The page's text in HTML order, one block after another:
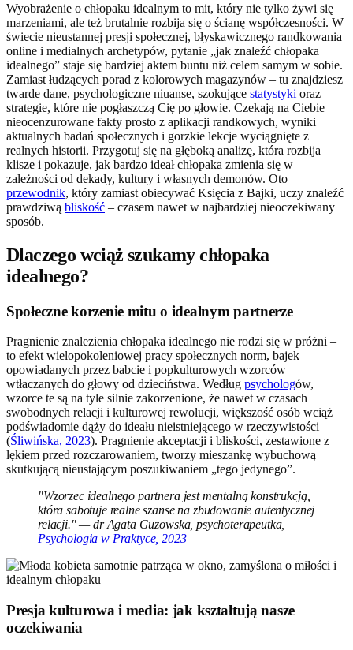
Wyobrażenie o chłopaku idealnym to mit, który nie tylko żywi się
marzeniami, ale też brutalnie rozbija się o ścianę współczesności. W
świecie nieustannej presji społecznej, błyskawicznego randkowania
online i medialnych archetypów, pytanie „jak znaleźć chłopaka
idealnego” staje się bardziej aktem buntu niż celem samym w sobie.
Zamiast łudzących porad z kolorowych magazynów – tu znajdziesz
twarde dane, psychologiczne niuanse, szokujące statystyki oraz
strategie, które nie pogłaszczą Cię po głowie. Czekają na Ciebie
nieocenzurowane fakty prosto z aplikacji randkowych, wyniki
aktualnych badań społecznych i gorzkie lekcje wyciągnięte z
realnych historii. Przygotuj się na głęboką analizę, która rozbija
klisze i pokazuje, jak bardzo ideał chłopaka zmienia się w
zależności od dekady, kultury i własnych demonów. Oto
przewodnik, który zamiast obiecywać Księcia z Bajki, uczy znaleźć
prawdziwą bliskość – czasem nawet w najbardziej nieoczekiwany
sposób.
Dlaczego wciąż szukamy chłopaka
idealnego?
Społeczne korzenie mitu o idealnym partnerze
Pragnienie znalezienia chłopaka idealnego nie rodzi się w próżni –
to efekt wielopokoleniowej pracy społecznych norm, bajek
opowiadanych przez babcie i popkulturowych wzorców
wtłaczanych do głowy od dzieciństwa. Według psychologów,
wzorce te są na tyle silnie zakorzenione, że nawet w czasach
swobodnych relacji i kulturowej rewolucji, większość osób wciąż
podświadomie dąży do ideału nieistniejącego w rzeczywistości
(Śliwińska, 2023). Pragnienie akceptacji i bliskości, zestawione z
lękiem przed rozczarowaniem, tworzy mieszankę wybuchową
skutkującą nieustającym poszukiwaniem „tego jedynego”.
"Wzorzec idealnego partnera jest mentalną konstrukcją,
która sabotuje realne szanse na zbudowanie autentycznej
relacji." — dr Agata Guzowska, psychoterapeutka,
Psychologia w Praktyce, 2023
Presja kulturowa i media: jak kształtują nasze
oczekiwania